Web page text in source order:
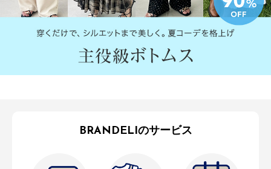
BRANDELIのサービス